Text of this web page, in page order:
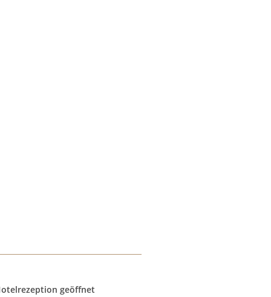
geöffnet